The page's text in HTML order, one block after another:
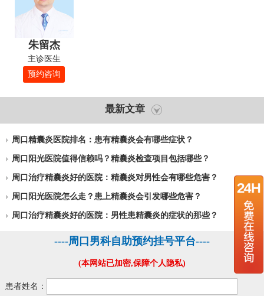
朱留杰
主诊医生
预约咨询
最新文章
周口精囊炎医院排名：患有精囊炎会有哪些症状？
周口阳光医院值得信赖吗？精囊炎检查项目包括哪些？
周口治疗精囊炎好的医院：精囊炎对男性会有哪些危害？
周口阳光医院怎么走？患上精囊炎会引发哪些危害？
周口治疗精囊炎好的医院：男性患精囊炎的症状的那些？
----周口男科自助预约挂号平台----
(本网站已加密,保障个人隐私)
患者姓名：